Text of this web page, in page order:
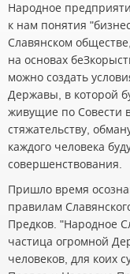
Народное
к нам понятия
Славянском
на основах
можно создать
Державы, в которой
живущие по Совести
стяжательству,
каждого человека
совершенствования.
Пришло время
правилам
Предков. "Народное
частица огромной
человеков, для коих